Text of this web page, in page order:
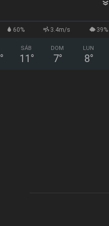
60% 3.4m/s 39%
°
SÁB
11 °
DOM
7°
LUN
8°